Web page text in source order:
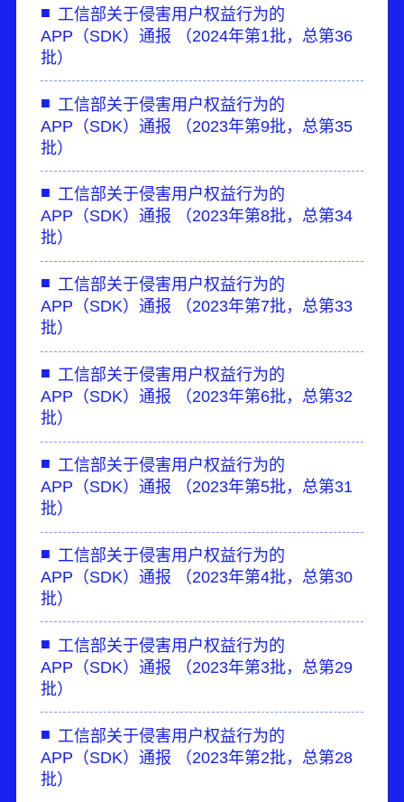
■ 工信部关于侵害用户权益行为的
APP（SDK）通报 （2024年第1批，总第36
批）
■ 工信部关于侵害用户权益行为的
APP（SDK）通报 （2023年第9批，总第35
批）
■ 工信部关于侵害用户权益行为的
APP（SDK）通报 （2023年第8批，总第34
批）
■ 工信部关于侵害用户权益行为的
APP（SDK）通报 （2023年第7批，总第33
批）
■ 工信部关于侵害用户权益行为的
APP（SDK）通报 （2023年第6批，总第32
批）
■ 工信部关于侵害用户权益行为的
APP（SDK）通报 （2023年第5批，总第31
批）
■ 工信部关于侵害用户权益行为的
APP（SDK）通报 （2023年第4批，总第30
批）
■ 工信部关于侵害用户权益行为的
APP（SDK）通报 （2023年第3批，总第29
批）
■ 工信部关于侵害用户权益行为的
APP（SDK）通报 （2023年第2批，总第28
批）